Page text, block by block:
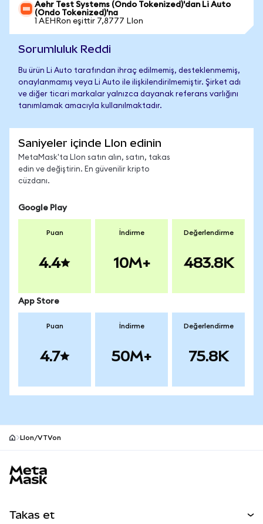
Aehr Test Systems (Ondo Tokenized)'dan Li Auto
(Ondo Tokenized)'na
1 AEHRon eşittir 7,8777 LIon
Sorumluluk Reddi
Bu ürün Li Auto tarafından ihraç edilmemiş, desteklenmemiş,
onaylanmamış veya Li Auto ile ilişkilendirilmemiştir. Şirket adı
ve diğer ticari markalar yalnızca dayanak referans varlığını
tanımlamak amacıyla kullanılmaktadır.
Saniyeler içinde LIon edinin
MetaMask'ta LIon satın alın, satın, takas
edin ve değiştirin. En güvenilir kripto
cüzdanı.
Google Play
Puan
4.4
İndirme
10M+
Değerlendirme
483.8K
App Store
Puan
4.7
İndirme
50M+
Değerlendirme
75.8K
LIon/VTVon
Takas et